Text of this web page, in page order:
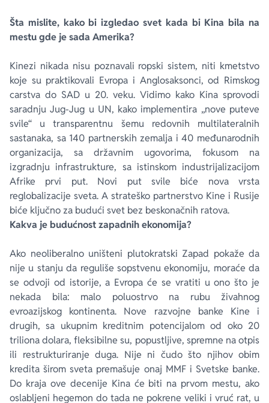
Šta mislite, kako bi izgledao svet kada bi Kina bila na
mestu gde je sada Amerika?
Kinezi nikada nisu poznavali ropski sistem, niti kmetstvo
koje su praktikovali Evropa i Anglosaksonci, od Rimskog
carstva do SAD u 20. veku. Vidimo kako Kina sprovodi
saradnju Jug-Jug u UN, kako implementira „nove puteve
svile“ u transparentnu šemu redovnih multilateralnih
sastanaka, sa 140 partnerskih zemalja i 40 međunarodnih
organizacija, sa državnim ugovorima, fokusom na
izgradnju infrastrukture, sa istinskom industrijalizacijom
Afrike prvi put. Novi put svile biće nova vrsta
reglobalizacije sveta. A strateško partnerstvo Kine i Rusije
biće ključno za budući svet bez beskonačnih ratova.
Kakva je budućnost zapadnih ekonomija?
Ako neoliberalno uništeni plutokratski Zapad pokaže da
nije u stanju da reguliše sopstvenu ekonomiju, moraće da
se odvoji od istorije, a Evropa će se vratiti u ono što je
nekada bila: malo poluostrvo na rubu živahnog
evroazijskog kontinenta. Nove razvojne banke Kine i
drugih, sa ukupnim kreditnim potencijalom od oko 20
triliona dolara, fleksibilne su, popustljive, spremne na otpis
ili restrukturiranje duga. Nije ni čudo što njihov obim
kredita širom sveta premašuje onaj MMF i Svetske banke.
Do kraja ove decenije Kina će biti na prvom mestu, ako
oslabljeni hegemon do tada ne pokrene veliki i vruć rat, u